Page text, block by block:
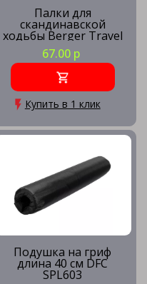
Палки для
скандинавской
ходьбы Berger Travel
Forest, 115 см,
цельные, зеленый
67.00 р
Купить в 1 клик
Подушка на гриф
длина 40 см DFC
SPL603